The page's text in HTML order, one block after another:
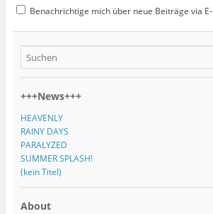
Benachrichtige mich über neue Beiträge via
+++News+++
HEAVENLY
RAINY DAYS
PARALYZED
SUMMER SPLASH!
(kein Titel)
About